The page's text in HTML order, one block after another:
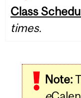
Class
times.
Note: